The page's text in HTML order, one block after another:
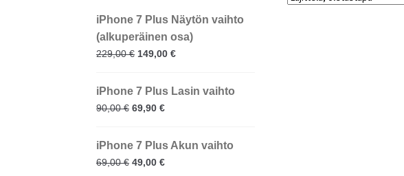
iPhone 7 Plus Näytön vaihto
(alkuperäinen osa)
229,00€ 149,00€
iPhone 7 Plus Lasin vaihto
90,00€ 69,90€
iPhone 7 Plus Akun vaihto
69,00€ 49,00€